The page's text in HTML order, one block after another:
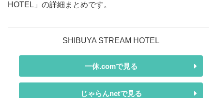
HOTEL」の詳細まとめです。
SHIBUYA STREAM HOTEL
一休.comで見る
じゃらんnetで見る